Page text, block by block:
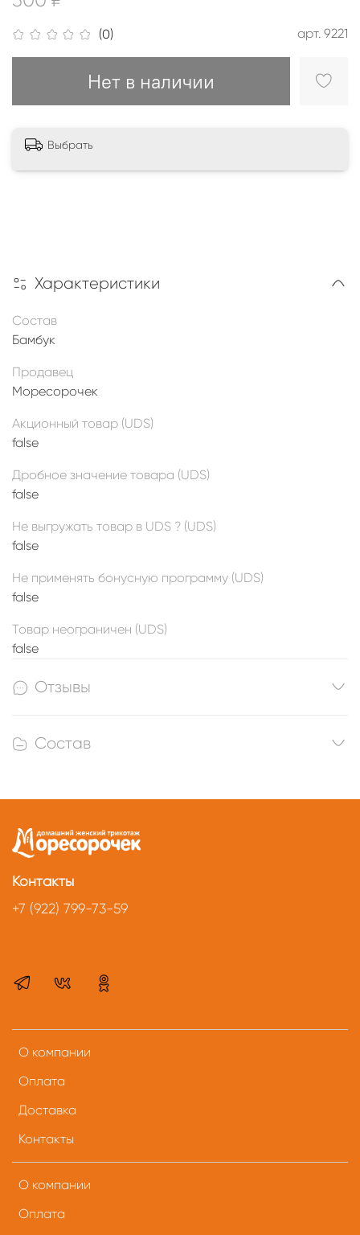
(0) арт. 9221
Нет в наличии
Выбрать
Характеристики
Состав
Бамбук
Продавец
Моресорочек
Акционный товар (UDS)
false
Дробное значение товара (UDS)
false
Не выгружать товар в UDS ? (UDS)
false
Не применять бонусную программу (UDS)
false
Товар неограничен (UDS)
false
Отзывы
Состав
О компании
Оплата
Доставка
Контакты
О компании
Оплата
Контакты
+7 (922) 799-73-59